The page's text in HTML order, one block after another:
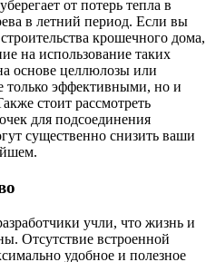
от потерь тепла в
в летний период. Если вы
крошечного дома,
на использование таких
основе целлюлозы или
только эффективными, но и
стоит рассмотреть
для подсоединения
существенно снизить ваши
учли, что жизнь и
Отсутствие встроенной
удобное и полезное